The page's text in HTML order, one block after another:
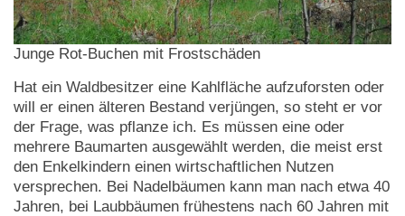
Junge Rot-Buchen mit Frostschäden
Hat ein Waldbesitzer eine Kahlfläche aufzuforsten oder
will er einen älteren Bestand verjüngen, so steht er vor
der Frage, was pflanze ich. Es müssen eine oder
mehrere Baumarten ausgewählt werden, die meist erst
den Enkelkindern einen wirtschaftlichen Nutzen
versprechen. Bei Nadelbäumen kann man nach etwa 40
Jahren, bei Laubbäumen frühestens nach 60 Jahren mit